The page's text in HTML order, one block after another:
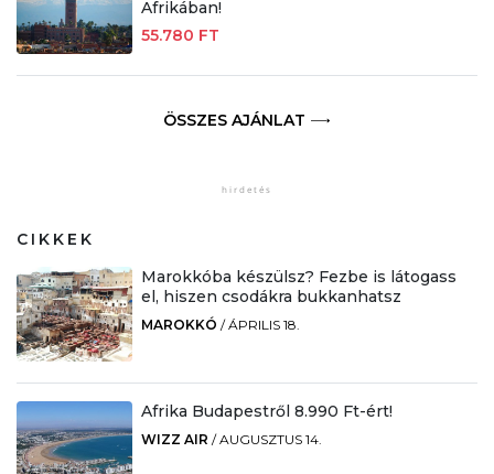
Afrikában!
55.780 FT
ÖSSZES AJÁNLAT
CIKKEK
Marokkóba készülsz? Fezbe is látogass
el, hiszen csodákra bukkanhatsz
MAROKKÓ /ÁPRILIS 18.
Afrika Budapestről 8.990 Ft-ért!
WIZZ AIR /AUGUSZTUS 14.